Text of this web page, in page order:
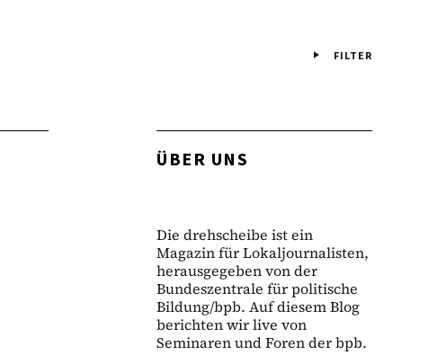
FILTER
ÜBER UNS
Die drehscheibe ist ein
Magazin für Lokaljournalisten,
herausgegeben von der
Bundeszentrale für politische
Bildung/bpb. Auf diesem Blog
berichten wir live von
Seminaren und Foren der bpb.